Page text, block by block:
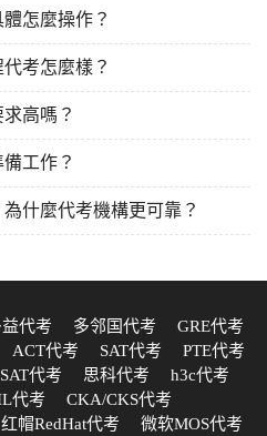
怎麼操作？
考怎麼樣？
高嗎？
工作？
什麼代考機構更可靠？
代考 多邻国代考
GRE代考
ACT代考 SAT代考
PTE代考
代考 思科代考
h3c代考
代考
CKA/CKS代考
红帽RedHat代考
微软MOS代考